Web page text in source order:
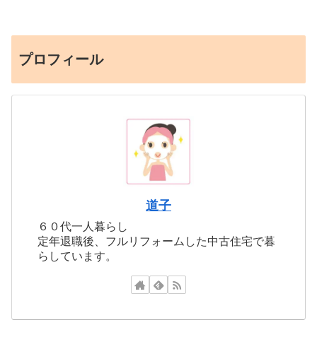
プロフィール
道子
６０代一人暮らし
定年退職後、フルリフォームした中古住宅で暮
らしています。